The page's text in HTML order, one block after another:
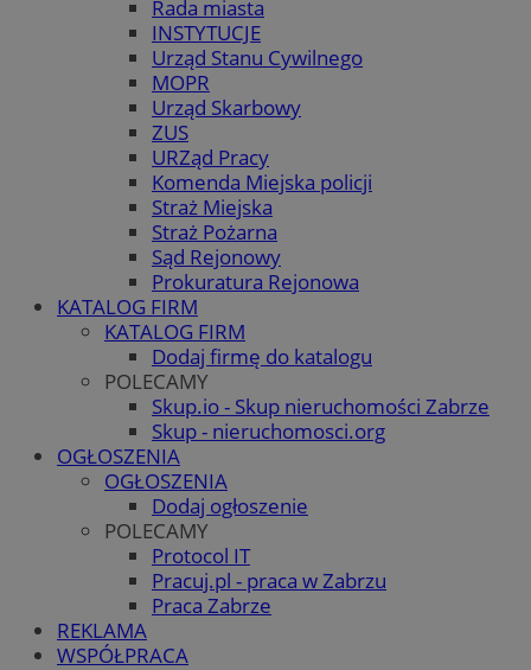
Rada miasta
INSTYTUCJE
Urząd Stanu Cywilnego
MOPR
Urząd Skarbowy
ZUS
URZąd Pracy
Komenda Miejska policji
Straż Miejska
Straż Pożarna
Sąd Rejonowy
Prokuratura Rejonowa
KATALOG FIRM
KATALOG FIRM
Dodaj firmę do katalogu
POLECAMY
Skup.io - Skup nieruchomości Zabrze
Skup - nieruchomosci.org
OGŁOSZENIA
OGŁOSZENIA
Dodaj ogłoszenie
POLECAMY
Protocol IT
Pracuj.pl - praca w Zabrzu
Praca Zabrze
REKLAMA
WSPÓŁPRACA